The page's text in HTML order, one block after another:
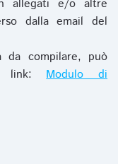
allegati e/o altre
dalla email del
da compilare, può
link:Modulo di